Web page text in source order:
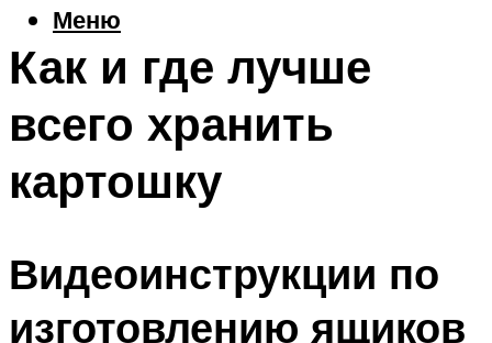
Меню
Как и где лучше
всего хранить
картошку
Видеоинструкции по
изготовлению ящиков